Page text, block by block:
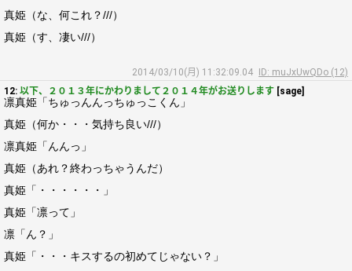
真姫（な、何これ？///）
真姫（す、凄い///）
2014/03/10(月) 11:32:09.04
ID: muJxUwQDo (12)
12: 以下、２０１３年にかわりまして２０１４年がお送りします [sage]
凛真姫「ちゅっんんっちゅっこくん」
真姫（何か・・・気持ち良い///）
凛真姫「んんっ」
真姫（あれ？終わっちゃうんだ）
真姫「・・・・・・」
真姫「凛って」
凛「ん？」
真姫「・・・キスするの初めてじゃない？」